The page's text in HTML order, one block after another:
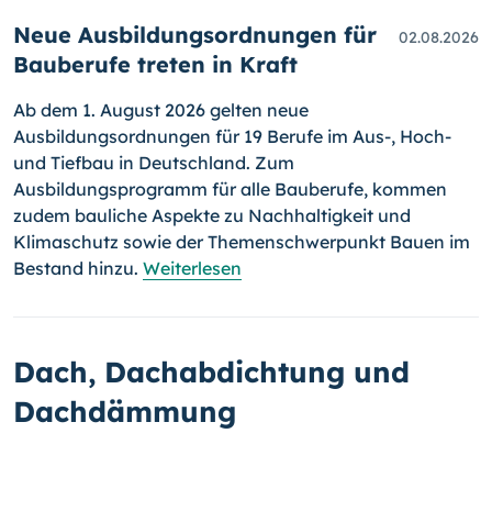
Neue Ausbildungsordnungen für
Bauberufe treten in Kraft
02.08.2026
Ab dem 1. August 2026 gelten neue
Ausbildungsordnungen für 19 Berufe im Aus-, Hoch-
und Tiefbau in Deutschland. Zum
Ausbildungsprogramm für alle Bauberufe, kommen
zudem bauliche Aspekte zu Nachhaltigkeit und
Klimaschutz sowie der Themenschwerpunkt Bauen im
Bestand hinzu. Weiterlesen
Dach, Dachabdichtung und
Dachdämmung